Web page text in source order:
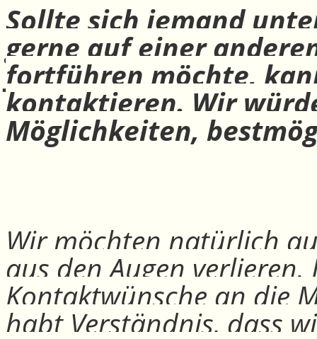
Sollte sich jemand
gerne auf einer
fortführen möchte,
kontaktieren. Wir
Möglichkeiten,
Wir möchten natürlich
aus den Augen
Kontaktwünsche an die
habt Verständnis, dass